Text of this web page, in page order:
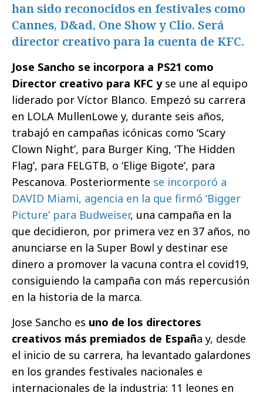
han sido reconocidos en festivales como
Cannes, D&ad, One Show y Clio. Será
director creativo para la cuenta de KFC.
Jose Sancho se incorpora a PS21 como
Director creativo para KFC yse une al equipo
liderado por Víctor Blanco. Empezó su carrera
en LOLA MullenLowe y, durante seis años,
trabajó en campañas icónicas como ‘Scary
Clown Night’, para Burger King, ‘The Hidden
Flag’, para FELGTB, o ‘Elige Bigote’, para
Pescanova. Posteriormente se incorporó a
DAVID Miami, agencia en la que firmó ‘Bigger
Picture’ para Budweiser, una campaña en la
que decidieron, por primera vez en 37 años, no
anunciarse en la Super Bowl y destinar ese
dinero a promover la vacuna contra el covid19,
consiguiendo la campaña con más repercusión
en la historia de la marca.
Jose Sancho es uno de los directores
creativos más premiados de España y, desde
el inicio de su carrera, ha levantado galardones
en los grandes festivales nacionales e
internacionales de la industria: 11 leones en